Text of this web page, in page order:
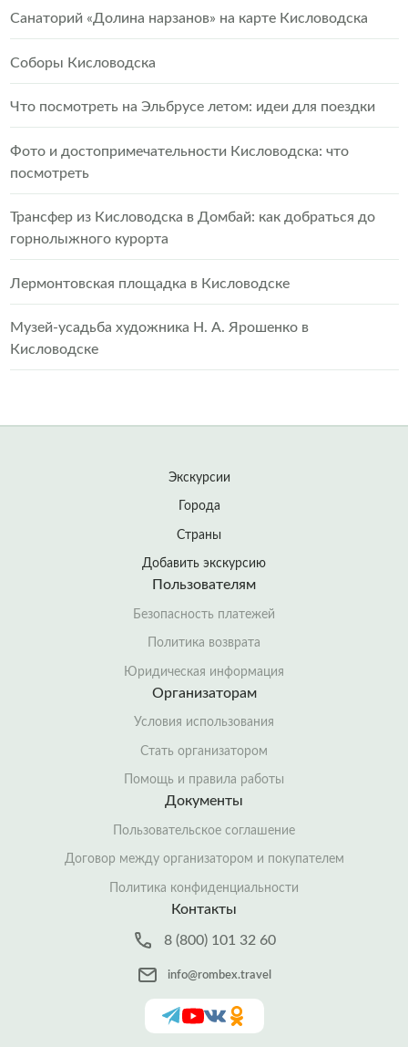
Санаторий «Долина нарзанов» на карте Кисловодска
Соборы Кисловодска
Что посмотреть на Эльбрусе летом: идеи для поездки
Фото и достопримечательности Кисловодска: что
посмотреть
Трансфер из Кисловодска в Домбай: как добраться до
горнолыжного курорта
Лермонтовская площадка в Кисловодске
Музей-усадьба художника Н. А. Ярошенко в
Кисловодске
Экскурсии
Города
Страны
Добавить экскурсию
Пользователям
Безопасность платежей
Политика возврата
Юридическая информация
Организаторам
Условия использования
Стать организатором
Помощь и правила работы
Документы
Пользовательское соглашение
Договор между организатором и покупателем
Политика конфиденциальности
Контакты
8 (800) 101 32 60
info@rombex.travel